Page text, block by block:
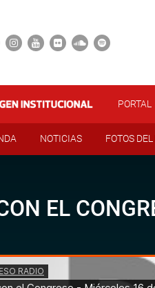
PORTAL
NOTICIAS FOTOS
EL